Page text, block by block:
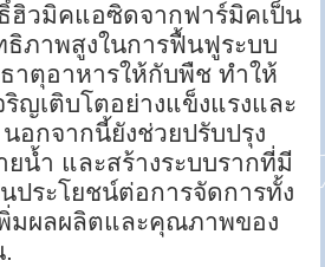
ฮิวมิคแอซิดจากฟาร์มิคเป็น
ธิภาพสูงในการฟื้นฟูระบบ
าตุอาหารให้กับพืช ทำให้
ญเติบโตอย่างแข็งแรงและ
กจากนี้ยังช่วยปรับปรุง
ยน้ำ และสร้างระบบรากที่มี
ประโยชน์ต่อการจัดการทั้ง
มผลผลิตและคุณภาพของ